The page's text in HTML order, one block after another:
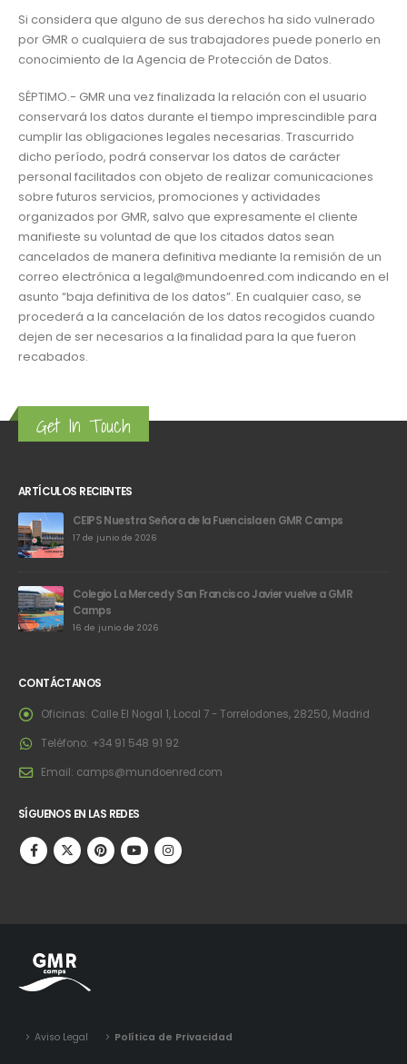
Si considera que alguno de sus derechos ha sido vulnerado
por GMR o cualquiera de sus trabajadores puede ponerlo en
conocimiento de la Agencia de Protección de Datos.
SÉPTIMO.- GMR una vez finalizada la relación con el usuario
conservará los datos durante el tiempo imprescindible para
cumplir las obligaciones legales necesarias. Trascurrido
dicho período, podrá conservar los datos de carácter
personal facilitados con objeto de realizar comunicaciones
sobre futuros servicios, promociones y actividades
organizados por GMR, salvo que expresamente el cliente
manifieste su voluntad de que los citados datos sean
cancelados de manera definitiva mediante la remisión de un
correo electrónica a legal@mundoenred.com indicando en el
asunto “baja definitiva de los datos”. En cualquier caso, se
procederá a la cancelación de los datos recogidos cuando
dejen de ser necesarios a la finalidad para la que fueron
recabados.
Get In Touch
ARTÍCULOS RECIENTES
CEIPS Nuestra Señora de la Fuencisla en GMR Camps
17 de junio de 2026
Colegio La Merced y San Francisco Javier vuelve a GMR
Camps
16 de junio de 2026
CONTÁCTANOS
Oficinas: Calle El Nogal 1, Local 7 - Torrelodones, 28250, Madrid
Teléfono: +34 91 548 91 92
Email: camps@mundoenred.com
SÍGUENOS EN LAS REDES
Aviso Legal Política de Privacidad